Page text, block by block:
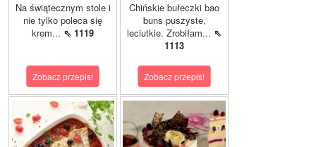
Na świątecznym stole i
nie tylko poleca się
krem... ⇖ 1119
Zobacz przepis!
Chińskie bułeczki bao
buns puszyste,
leciutkie. Zrobiłam... ⇖
1113
Zobacz przepis!